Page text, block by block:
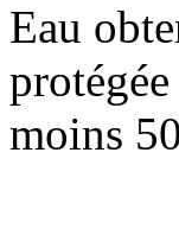
Eau
moins